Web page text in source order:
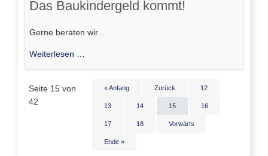
Das Baukindergeld kommt!
Gerne beraten wir...
Weiterlesen …
Seite 15 von
42
« Anfang Zurück 12
13 14 15 16
17 18 Vorwärts
Ende »